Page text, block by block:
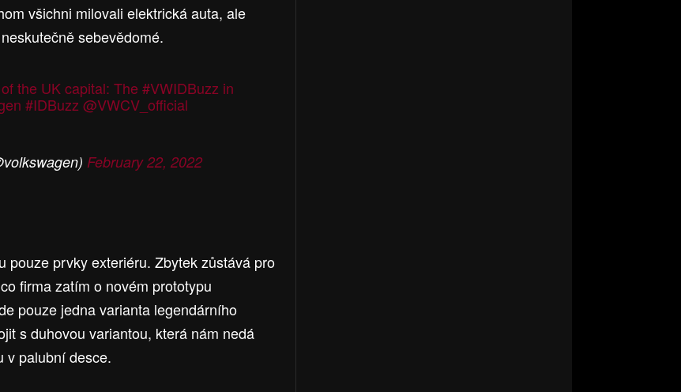
všichni milovali elektrická auta, ale
sebevědomé.
the UK capital: The #VWIDBuzz in
#IDBuzz @VWCV_official
February 22, 2022
pouze prvky exteriéru. Zbytek zůstává pro
firma zatím o novém prototypu
pouze jedna varianta legendárního
s duhovou variantou, která nám nedá
v palubní desce.